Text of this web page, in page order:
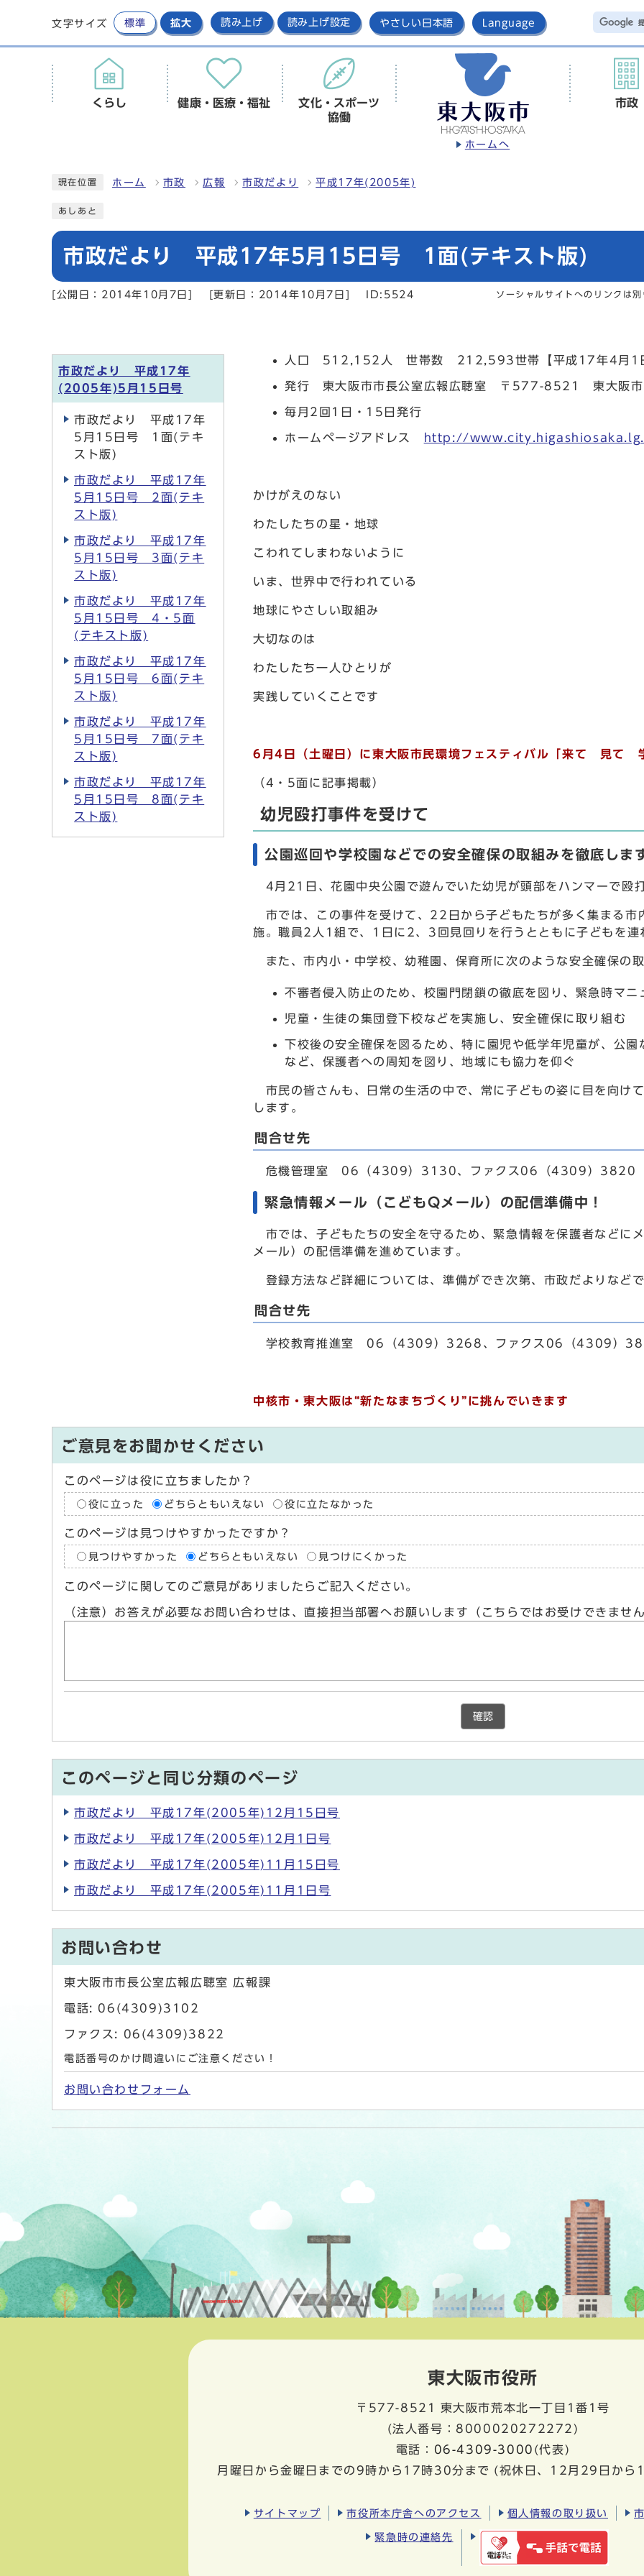
文字サイズ 標準 拡大 読み上げ 読み上げ設定 やさしい日本語 Language
ホームへ
くらし 健康・医療・福祉
文化・スポーツ
協働
市政
現在位置 ホーム 市政 広報 市政だより 平成17年(2005年)
あしあと
市政だより 平成17年5月15日号 1面(テキスト版)
[公開日：2014年10月7日] [更新日：2014年10月7日] ID:5524 ソーシャルサイトへのリンクは
人口 512,152人 世帯数 212,593世帯【平成17年4月1
発行 東大阪市市長公室広報広聴室 〒577-8521 東大阪市
毎月2回1日・15日発行
ホームページアドレス http://
かけがえのない
わたしたちの星・地球
こわれてしまわないように
いま、世界中で行われている
地球にやさしい取組み
大切なのは
わたしたち一人ひとりが
実践していくことです
6月4日（土曜日）に東大阪市民環境フェスティバル「来て 見て
（4・5面に記事掲載）
幼児殴打事件を受けて
公園巡回や学校園などでの安全確保の取組みを徹底しま
4月21日、花園中央公園で遊んでいた幼児が頭部をハンマーで殴
市では、この事件を受けて、22日から子どもたちが多く集まる市
施。職員2人1組で、1日に2、3回見回りを行うとともに子どもを連
また、市内小・中学校、幼稚園、保育所に次のような安全確保の
不審者侵入防止のため、校園門閉鎖の徹底を図り、緊急時マ
児童・生徒の集団登下校などを実施し、安全確保に取り組む
下校後の安全確保を図るため、特に園児や低学年児童が、公
など、保護者への周知を図り、地域にも協力を仰ぐ
市民の皆さんも、日常の生活の中で、常に子どもの姿に目を向け
します。
問合せ先
危機管理室 06（4309）3130、ファクス06（4309）3820
緊急情報メール（こどもQメール）の配信準備中！
市では、子どもたちの安全を守るため、緊急情報を保護者などに
メール）の配信準備を進めています。
登録方法など詳細については、準備ができ次第、市政だよりなど
問合せ先
学校教育推進室 06（4309）3268、ファクス06（4309）
中核市・東大阪は“新たなまちづくり”に挑んでいきます
市政だより 平成17年
(2005年)5月15日号
市政だより 平成17年
5月15日号 1面(テキ
スト版)
市政だより 平成17年
5月15日号 2面(テキ
スト版)
市政だより 平成17年
5月15日号 3面(テキ
スト版)
市政だより 平成17年
5月15日号 4・5面
(テキスト版)
市政だより 平成17年
5月15日号 6面(テキ
スト版)
市政だより 平成17年
5月15日号 7面(テキ
スト版)
市政だより 平成17年
5月15日号 8面(テキ
スト版)
ご意見をお聞かせください
このページは役に立ちましたか？
役に立った どちらともいえない 役に立たなかった
このページは見つけやすかったですか？
見つけやすかった どちらともいえない 見つけにくかった
このページに関してのご意見がありましたらご記入ください。
（注意）お答えが必要なお問い合わせは、直接担当部署へお願いします（こちらではお受けできませ
確認
このページと同じ分類のページ
市政だより 平成17年(2005年)12月15日号
市政だより 平成17年(2005年)12月1日号
市政だより 平成17年(2005年)11月15日号
市政だより 平成17年(2005年)11月1日号
お問い合わせ
東大阪市市長公室広報広聴室 広報課
電話: 06(4309)3102
ファクス: 06(4309)3822
電話番号のかけ間違いにご注意ください！
お問い合わせフォーム
東大阪市役所
〒577-8521
東大阪市荒本北一丁目1番1号
(法人番号：8000020272272)
電話： 06-4309-3000 (代表)
月曜日から金曜日までの9時から17時30分まで (祝休日、12月29日から
サイトマップ 市役所本庁舎へのアクセス 個人情報の取り扱い
緊急時の連絡先